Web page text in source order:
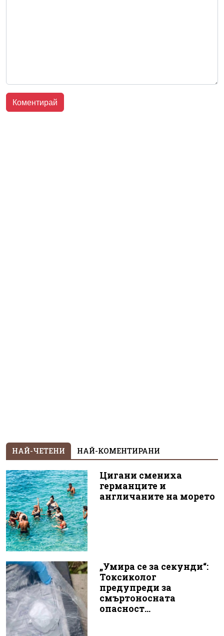
НАЙ-ЧЕТЕНИ НАЙ-КОМЕНТИРАНИ
Цигани смениха
германците и
англичаните на морето
„Умира се за секунди“:
Токсиколог
предупреди за
смъртоносната
опасност...